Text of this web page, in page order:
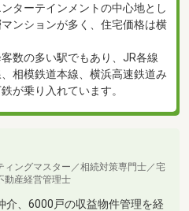
ターテインメントの中心地とし
ンションが多く、住宅価格は横
数の多い駅でもあり、JR各線
相模鉄道本線、横浜高速鉄道み
が乗り入れています。
ィングマスター／相続対策専門士／宅
動産経営管理士
介、6000戸の収益物件管理を経